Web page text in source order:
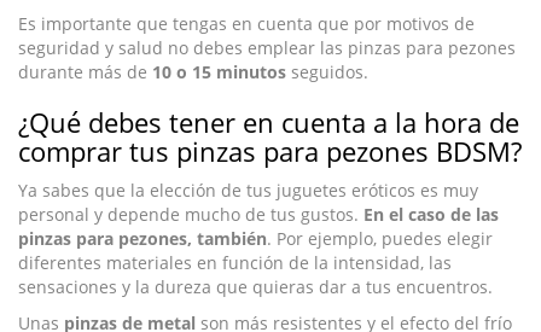
Es importante que tengas en cuenta que por motivos de
seguridad y salud no debes emplear las pinzas para pezones
durante más de 10 o 15 minutos seguidos.
¿Qué debes tener en cuenta a la hora de
comprar tus pinzas para pezones BDSM?
Ya sabes que la elección de tus juguetes eróticos es muy
personal y depende mucho de tus gustos. En el caso de las
pinzas para pezones, también. Por ejemplo, puedes elegir
diferentes materiales en función de la intensidad, las
sensaciones y la dureza que quieras dar a tus encuentros.
Unas pinzas de metal son más resistentes y el efecto del frío